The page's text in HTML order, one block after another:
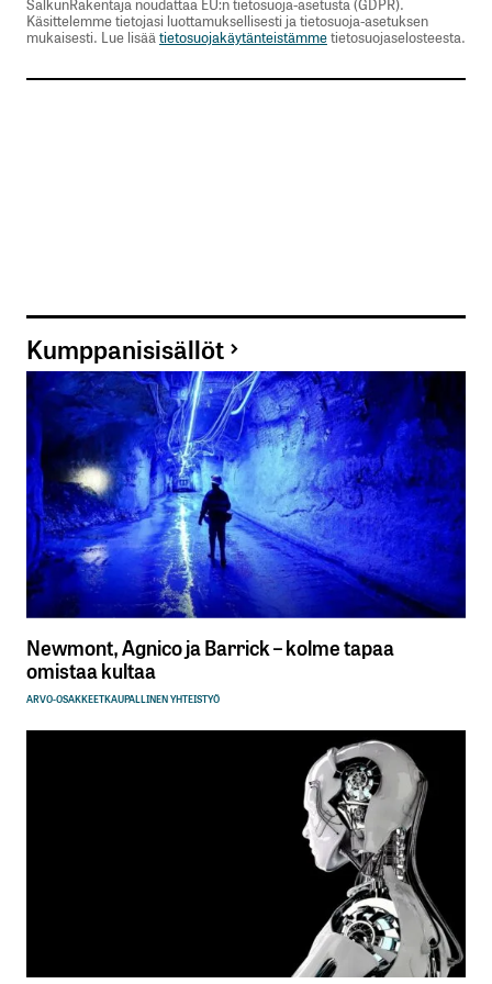
Käsittelemme tietojasi luottamuksellisesti ja tietosuoja-asetuksen
mukaisesti. Lue lisää tietosuojakäytänteistämmetietosuojaselosteesta.
Kumppanisisällöt
Newmont, Agnico ja Barrick – kolme tapaa
omistaa kultaa
ARVO-OSAKKEETKAUPALLINEN YHTEISTYÖ